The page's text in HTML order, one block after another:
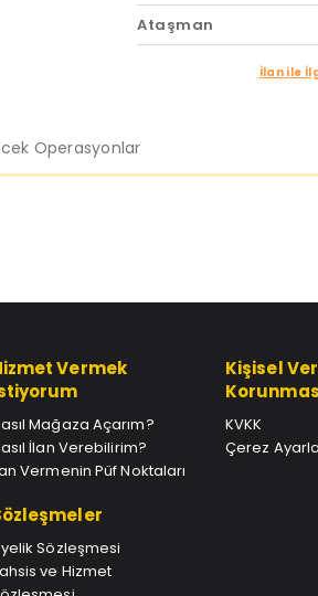
Ataşman
İlan ile
Operasyonlar
Vermek
Mağaza Açarım?
İlan Verebilirim?
Vermenin Püf Noktaları
Sözleşmesi
ve Hizmet
Kişisel
KVKK
Çerez